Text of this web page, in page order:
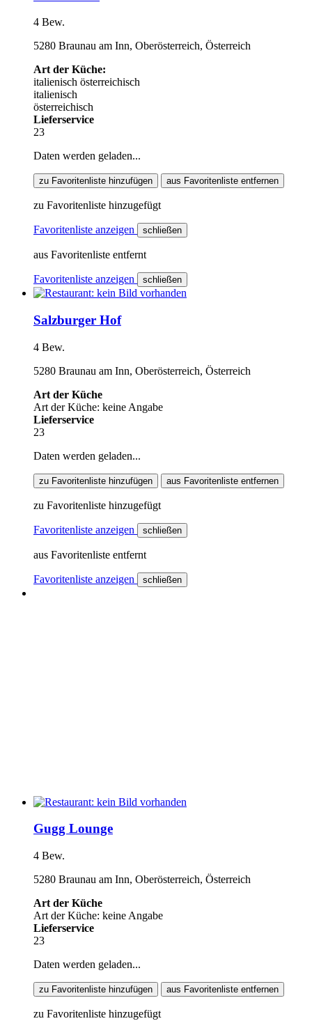
4 Bew.
5280 Braunau am Inn, Oberösterreich, Österreich
Art der Küche:
italienisch österreichisch
italienisch
österreichisch
Lieferservice
23
Daten werden geladen...
zu Favoritenliste hinzufügen aus Favoritenliste entfernen
zu Favoritenliste hinzugefügt
Favoritenliste anzeigen schließen
aus Favoritenliste entfernt
Favoritenliste anzeigen schließen
Salzburger Hof
4 Bew.
5280 Braunau am Inn, Oberösterreich, Österreich
Art der Küche
Art der Küche: keine Angabe
Lieferservice
23
Daten werden geladen...
zu Favoritenliste hinzufügen aus Favoritenliste entfernen
zu Favoritenliste hinzugefügt
Favoritenliste anzeigen schließen
aus Favoritenliste entfernt
Favoritenliste anzeigen schließen
Gugg Lounge
4 Bew.
5280 Braunau am Inn, Oberösterreich, Österreich
Art der Küche
Art der Küche: keine Angabe
Lieferservice
23
Daten werden geladen...
zu Favoritenliste hinzufügen aus Favoritenliste entfernen
zu Favoritenliste hinzugefügt